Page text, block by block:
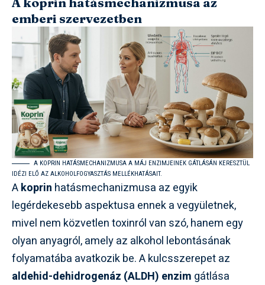
emberi szervezetben
A KOPRIN HATÁSMECHANIZMUSA A MÁJ ENZIMJEINEK GÁTLÁSÁN KERESZTÜL
IDÉZI ELŐ AZ ALKOHOLFOGYASZTÁS MELLÉKHATÁSAIT.
Akoprin hatásmechanizmusa az egyik
legérdekesebb aspektusa ennek a vegyületnek,
mivel nem közvetlen toxinról van szó, hanem egy
olyan anyagról, amely az alkohol lebontásának
folyamatába avatkozik be. A kulcsszerepet az
aldehid-dehidrogenáz (ALDH) enzim gátlása